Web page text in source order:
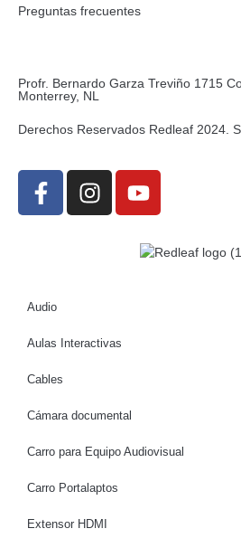
Preguntas frecuentes
Profr. Bernardo Garza Treviño 1715
Monterrey, NL
Derechos Reservados Redleaf 2024.
Audio
Aulas Interactivas
Cables
Cámara documental
Carro para Equipo Audiovisual
Carro Portalaptos
Extensor HDMI